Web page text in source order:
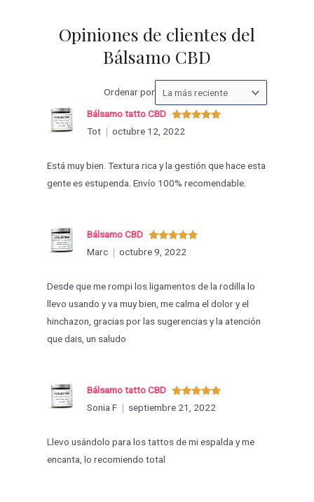
Opiniones de clientes del
Bálsamo CBD
Ordenar porOrdenar
las
Valorado
con
Bálsamo tatto CBD
Tot
octubre 12, 2022
Está muy bien. Textura rica y la gestión que hace esta
gente es estupenda. Envío 100% recomendable.
Valorado
con5de 5
Bálsamo CBD
Marc
octubre 9, 2022
Desde que me rompi los ligamentos de la rodilla lo
llevo usando y va muy bien, me calma el dolor y el
hinchazon, gracias por las sugerencias y la atención
que dais, un saludo
Valorado
con 5de 5
Bálsamo tatto CBD
Sonia F
septiembre 21, 2022
Llevo usándolo para los tattos de mi espalda y me
encanta, lo recomiendo total